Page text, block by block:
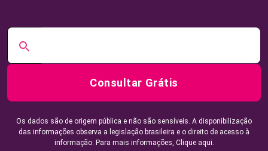
Consultar Grátis
Os dados são de origem pública e não são sensíveis. A disponibilização
das informações observa a legislação brasileira e o direito de acesso à
informação. Para mais informações, Clique aqui.